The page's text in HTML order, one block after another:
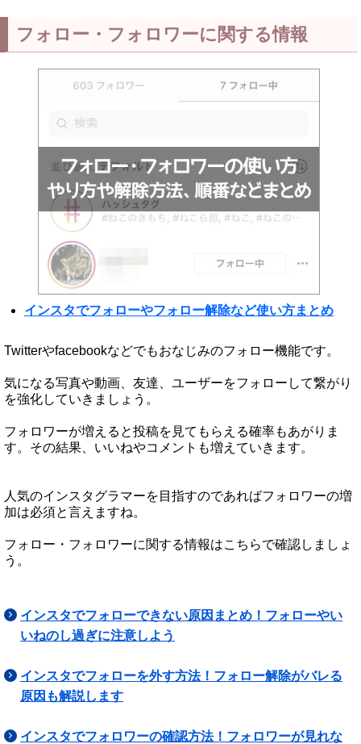
フォロー・フォロワーに関する情報
インスタでフォローやフォロー解除など使い方まとめ
Twitterやfacebookなどでもおなじみのフォロー機能です。
気になる写真や動画、友達、ユーザーをフォローして繋がり
を強化していきましょう。
フォロワーが増えると投稿を見てもらえる確率もあがりま
す。その結果、いいねやコメントも増えていきます。
人気のインスタグラマーを目指すのであればフォロワーの増
加は必須と言えますね。
フォロー・フォロワーに関する情報はこちらで確認しましょ
う。
インスタでフォローできない原因まとめ！フォローやい
いねのし過ぎに注意しよう
インスタでフォローを外す方法！フォロー解除がバレる
原因も解説します
インスタでフォロワーの確認方法！フォロワーが見れな